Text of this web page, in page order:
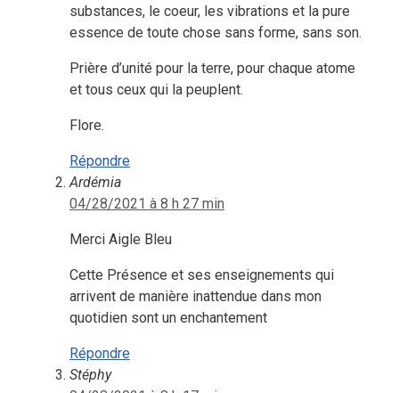
substances, le coeur, les vibrations et la pure
essence de toute chose sans forme, sans son.
Prière d’unité pour la terre, pour chaque atome
et tous ceux qui la peuplent.
Flore.
Répondre
Ardémia
04/28/2021 à 8 h 27 min
Merci Aigle Bleu
Cette Présence et ses enseignements qui
arrivent de manière inattendue dans mon
quotidien sont un enchantement
Répondre
Stéphy